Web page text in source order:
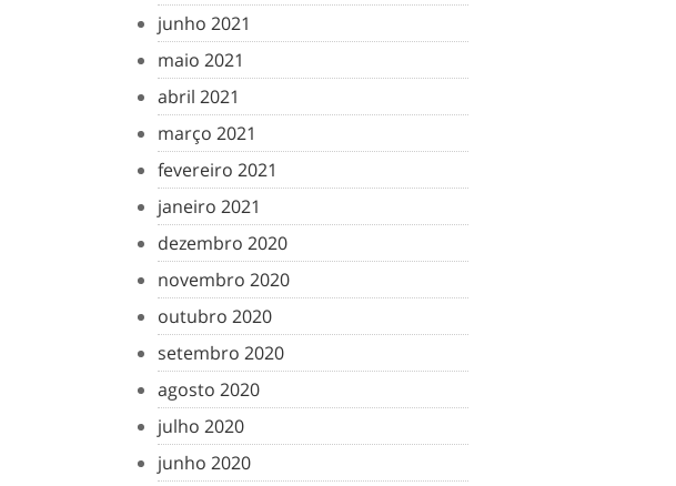
junho 2021
maio 2021
abril 2021
março 2021
fevereiro 2021
janeiro 2021
dezembro 2020
novembro 2020
outubro 2020
setembro 2020
agosto 2020
julho 2020
junho 2020